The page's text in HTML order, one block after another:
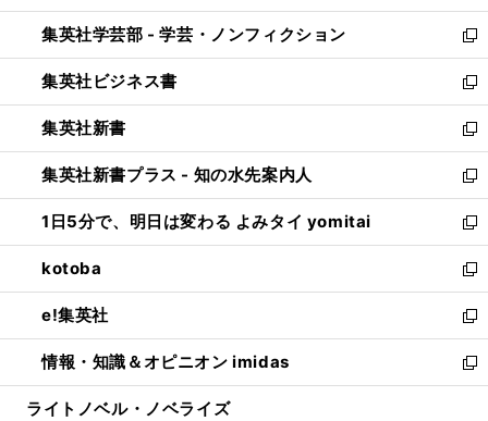
開
く
ウ
で
開
く
ン
ド
ウ
で
開
く
ウ
ィ
ン
ド
ウ
で
開
く
集英社学芸部 - 学芸・ノンフィクション
新
し
い
ウ
ィ
ン
ド
ウ
で
開
く
集英社ビジネス書
新
し
い
ウ
ィ
ン
ド
ウ
で
開
く
集英社新書
新
し
い
ウ
ィ
ン
ド
ウ
で
開
く
集英社新書プラス - 知の水先案内人
新
し
い
ウ
ィ
ン
ド
ウ
で
開
1日5分で、明日は変わる よみタイ yomitai
新
し
い
ウ
ィ
ン
ド
ウ
kotoba
新
し
い
ウ
ィ
ン
e!集英社
新
し
い
ウ
情報・知識＆オピニオン imidas
新
し
ライトノベル・ノベライズ